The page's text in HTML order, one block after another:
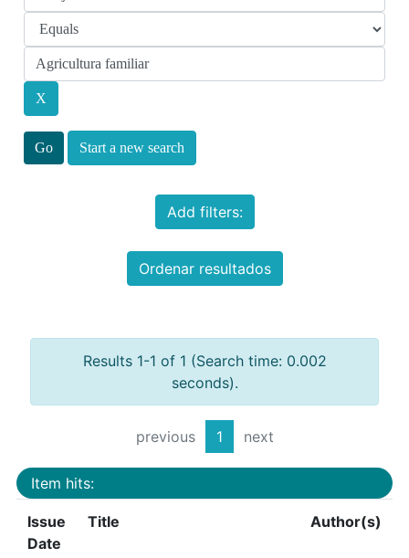
Start a new search
Add filters:
Ordenar resultados
Results 1-1 of 1 (Search time: 0.002
seconds).
previous 1 next
Item hits:
Issue
Date
Title Author(s)